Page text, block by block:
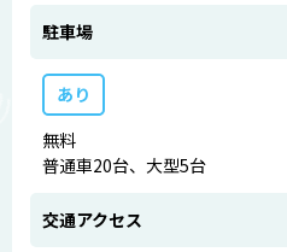
駐車場
あり
無料
普通車20台、大型5台
交通アクセス